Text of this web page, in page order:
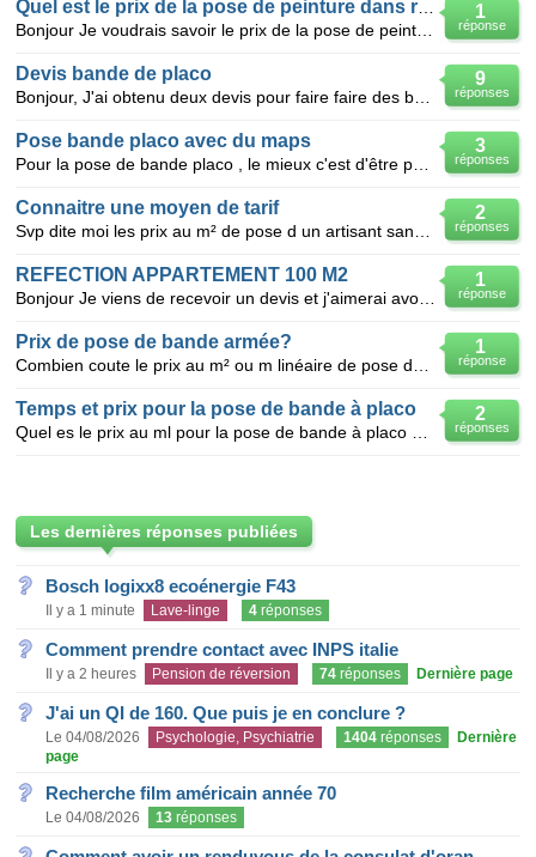
1
réponse
9
réponses
Devis bande de placo
3
réponses
Pose bande placo avec du maps
2
réponses
Connaitre une moyen de tarif
1
réponse
REFECTION APPARTEMENT 100 M2
1
réponse
Prix de pose de bande armée?
2
réponses
Temps et prix pour la pose de bande à placo
Les dernières réponses publiées
Bosch logixx8 ecoénergie F43
Il y a 1 minute Lave-linge 4 réponses
Comment prendre contact avec INPS italie
Il y a 2 heures Pension de réversion 74 réponses Dernière page
J'ai un QI de 160. Que puis je en conclure ?
Le 04/08/2026 Psychologie, Psychiatrie 1404 réponses
Dernière
page
Recherche film américain année 70
Le 04/08/2026 13 réponses